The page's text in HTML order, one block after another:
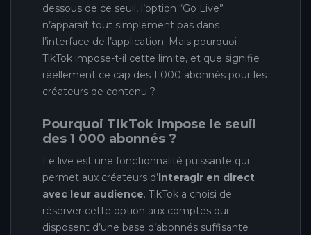
dessous de ce seuil, l’option “Go Live”
n’apparaît tout simplement pas dans
l’interface de l’application. Mais pourquoi
TikTok impose-t-il cette limite, et que signifie
réellement ce cap des 1 000 abonnés pour les
créateurs de contenu ?
Pourquoi TikTok impose le seuil
des 1 000 abonnés ?
Le live est une fonctionnalité puissante qui
permet aux créateurs d’interagir en direct
avec leur audience. TikTok a choisi de
réserver cette option aux comptes qui
disposent d’une base d’abonnés suffisante